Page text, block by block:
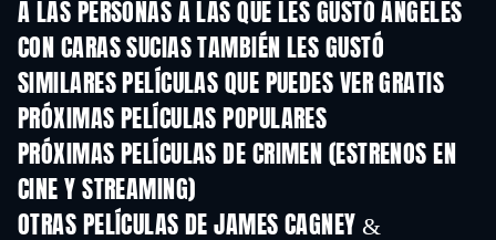
A LAS PERSONAS A LAS QUE LES GUSTÓ ÁNGELES
CON CARAS SUCIAS TAMBIÉN LES GUSTÓ
SIMILARES PELÍCULAS QUE PUEDES VER GRATIS
PRÓXIMAS PELÍCULAS POPULARES
PRÓXIMAS PELÍCULAS DE CRIMEN (ESTRENOS EN
CINE Y STREAMING)
OTRAS PELÍCULAS DE JAMES CAGNEY &